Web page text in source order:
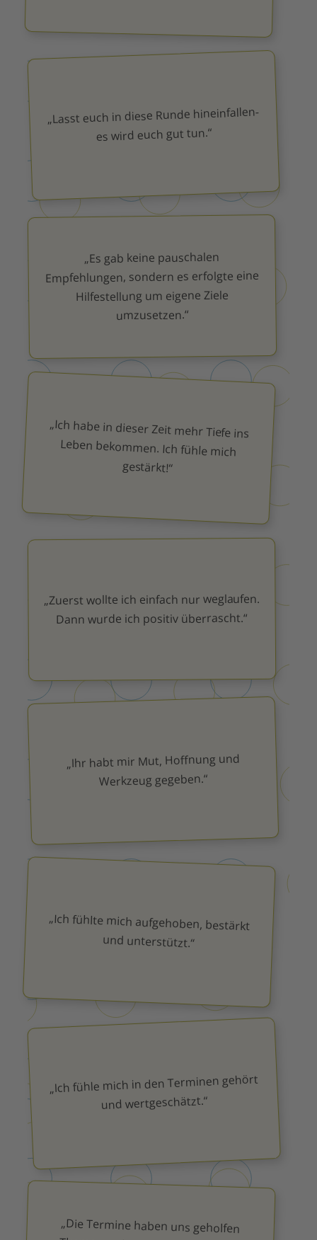
„Lasst euch in diese Runde hineinfallen-
es wird euch gut tun.“
„Es gab keine pauschalen
Empfehlungen, sondern es erfolgte eine
Hilfestellung um eigene Ziele
umzusetzen.“
„Ich habe in dieser Zeit mehr Tiefe ins
Leben bekommen. Ich fühle mich
gestärkt!“
„Zuerst wollte ich einfach nur weglaufen.
Dann wurde ich positiv überrascht.“
„Ihr habt mir Mut, Hoffnung und
Werkzeug gegeben.“
„Ich fühlte mich aufgehoben, bestärkt
und unterstützt.“
„Ich fühle mich in den Terminen gehört
und wertgeschätzt.“
„Die Termine haben uns geholfen
Themen zu besprechen, die sonst
keinen Platz finden. Das hat uns als